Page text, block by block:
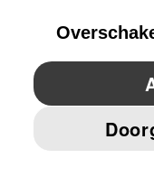
YouTube Twitter